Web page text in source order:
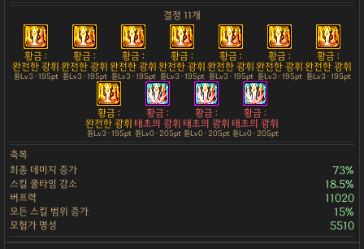
결정 11개
황금 :
완전한 광휘
튠Lv3 · 195pt
황금 :
완전한 광휘
튠Lv3 · 195pt
황금 :
완전한 광휘
튠Lv3 · 195pt
황금 :
완전한 광휘
튠Lv3 · 195pt
황금 :
완전한 광휘
튠Lv3 · 195pt
황금 :
완전한 광휘
튠Lv3 · 195pt
황금 :
완전한 광휘
튠Lv3 · 195pt
황금 :
완전한 광휘
튠Lv3 · 195pt
황금 :
태초의 광휘
튠Lv0 · 205pt
황금 :
태초의 광휘
튠Lv0 · 205pt
황금 :
태초의 광휘
튠Lv0 · 205pt
축복
최종 데미지 증가
73%
스킬 쿨타임 감소 18.5%
버프력 11020
모든 스킬 범위 증가 15%
모험가 명성 5510